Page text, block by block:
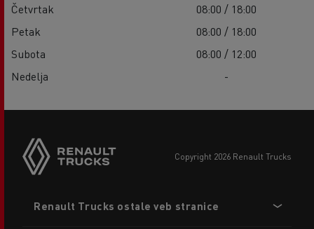
Četvrtak
08:00 / 18:00
Petak
08:00 / 18:00
Subota
08:00 / 12:00
Nedelja
-
copyright 2026 Renault Trucks
menu
Renault Trucks ostale veb stranice